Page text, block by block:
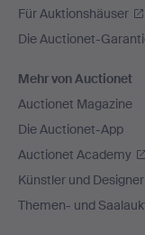
Für Auktionshäuser
Die Auctionet-
Mehr von Auctionet
Auctionet Magazine
Die Auctionet-App
Auctionet Academy
Künstler und Designer
Themen- und